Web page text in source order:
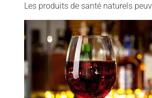
Les produits de santé naturels